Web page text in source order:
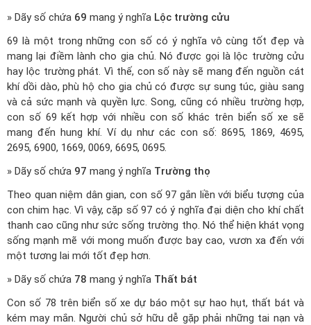
» Dãy số chứa 69 mang ý nghĩa Lộc trường cửu
69 là một trong những con số có ý nghĩa vô cùng tốt đẹp và
mang lại điềm lành cho gia chủ. Nó được gọi là lộc trường cửu
hay lộc trường phát. Vì thế, con số này sẽ mang đến nguồn cát
khí dồi dào, phù hộ cho gia chủ có được sự sung túc, giàu sang
và cả sức mạnh và quyền lực. Song, cũng có nhiều trường hợp,
con số 69 kết hợp với nhiều con số khác trên biển số xe sẽ
mang đến hung khí. Ví dụ như các con số: 8695, 1869, 4695,
2695, 6900, 1669, 0069, 6695, 0695.
» Dãy số chứa 97 mang ý nghĩa Trường thọ
Theo quan niệm dân gian, con số 97 gắn liền với biểu tượng của
con chim hạc. Vì vậy, cặp số 97 có ý nghĩa đại diện cho khí chất
thanh cao cũng như sức sống trường thọ. Nó thể hiện khát vọng
sống mạnh mẽ với mong muốn được bay cao, vươn xa đến với
một tương lai mới tốt đẹp hơn.
» Dãy số chứa 78 mang ý nghĩa Thất bát
Con số 78 trên biển số xe dự báo một sự hao hụt, thất bát và
kém may mắn. Người chủ sở hữu dễ gặp phải những tai nạn và